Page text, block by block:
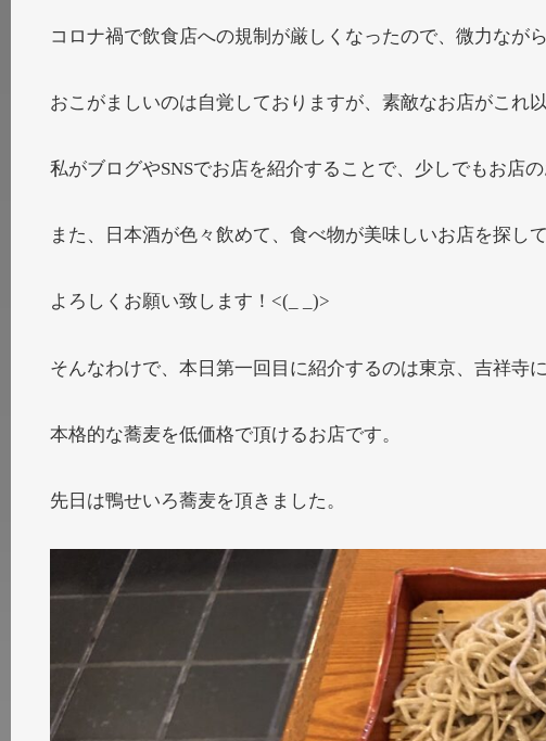
コロナ禍で飲食店への規制が厳しくなったので、微力なが
おこがましいのは自覚しておりますが、素敵なお店がこれ
私がブログやSNSでお店を紹介することで、少しでもお店
また、日本酒が色々飲めて、食べ物が美味しいお店を探し
よろしくお願い致します！<(_ _)>
そんなわけで、本日第一回目に紹介するのは東京、吉祥寺
本格的な蕎麦を低価格で頂けるお店です。
先日は鴨せいろ蕎麦を頂きました。